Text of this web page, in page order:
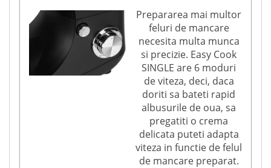
Prepararea mai multor
feluri de mancare
necesita multa munca
si precizie. Easy Cook
SINGLE are 6 moduri
de viteza, deci, daca
doriti sa bateti rapid
albusurile de oua, sa
pregatiti o crema
delicata puteti adapta
viteza in functie de felul
de mancare preparat.